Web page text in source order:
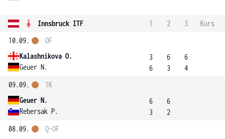
Innsbruck ITF 1 2 3
Kurs
10.09.
Kalashnikova O.
Geuer N.
OF
3
6
6
3
6
4
09.09.
Geuer N.
Rebersak P.
1K
6
3
6
2
08.09.
Q-OF